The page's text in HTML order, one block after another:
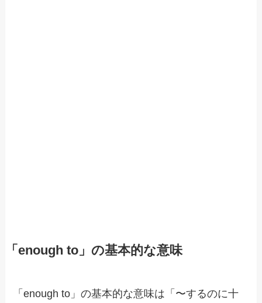
「enough to」の基本的な意味
「enough to」の基本的な意味は「〜するのに十